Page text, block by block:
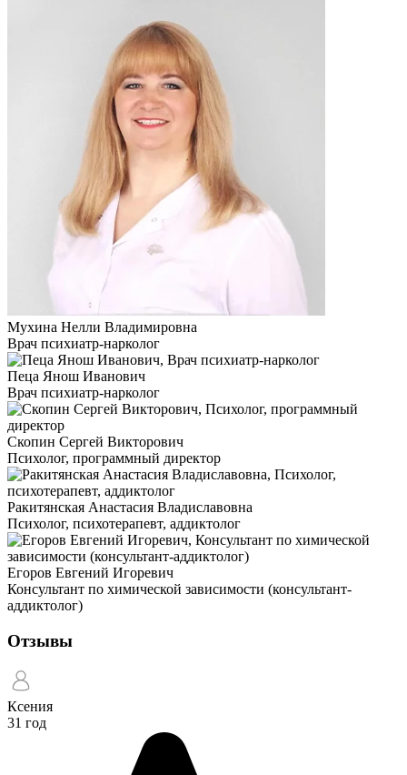
Мухина Нелли Владимировна
Врач психиатр-нарколог
Пеца Янош Иванович
Врач психиатр-нарколог
Скопин Сергей Викторович
Психолог, программный директор
Ракитянская Анастасия Владиславовна
Психолог, психотерапевт, аддиктолог
Егоров Евгений Игоревич
Консультант по химической зависимости (консультант-
аддиктолог)
Отзывы
Ксения
31 год